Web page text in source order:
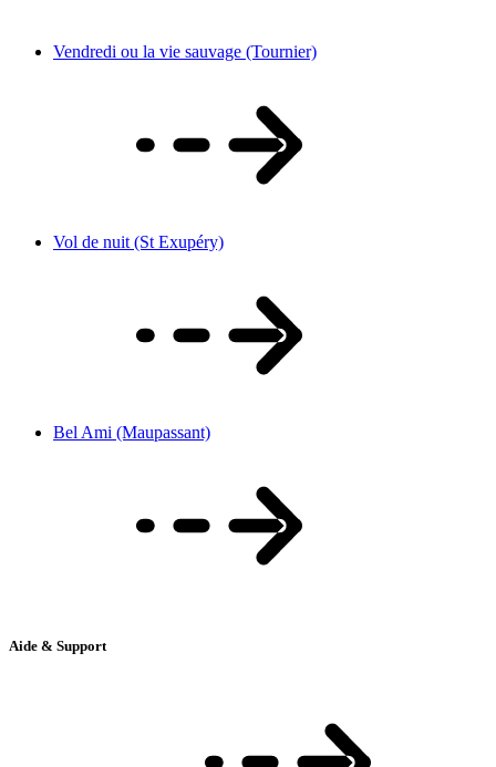
Vendredi ou la vie sauvage (Tournier)
Vol de nuit (St Exupéry)
Bel Ami (Maupassant)
Aide & Support